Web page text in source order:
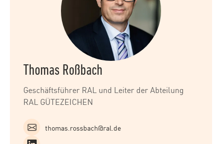
Thomas Roßbach
Geschäftsführer RAL und Leiter der Abteilung
RAL GÜTEZEICHEN
thomas.rossbach@ral.de